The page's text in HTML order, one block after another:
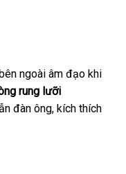
ngoài âm đạo khi
rung lưỡi
đàn ôngtốt
, kích thích